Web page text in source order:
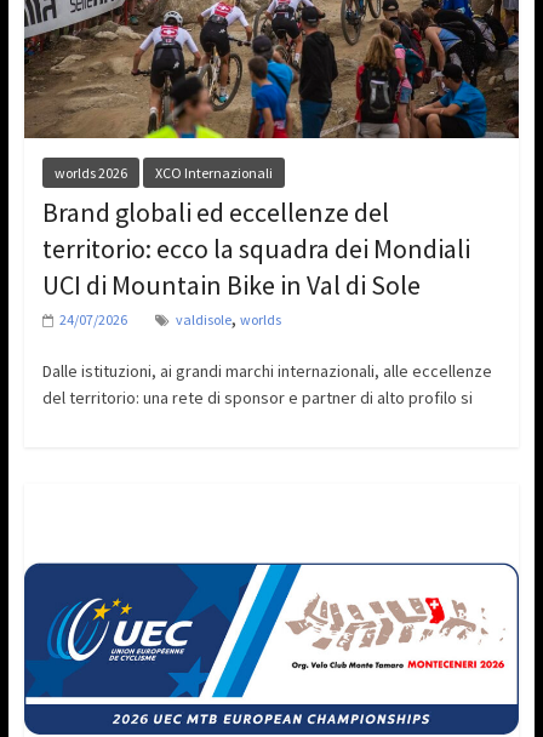
worlds 2026 XCO Internazionali
Brand globali ed eccellenze del
territorio: ecco la squadra dei Mondiali
UCI di Mountain Bike in Val di Sole
24/07/2026 valdisole, worlds
Dalle istituzioni, ai grandi marchi internazionali, alle eccellenze
del territorio: una rete di sponsor e partner di alto profilo si